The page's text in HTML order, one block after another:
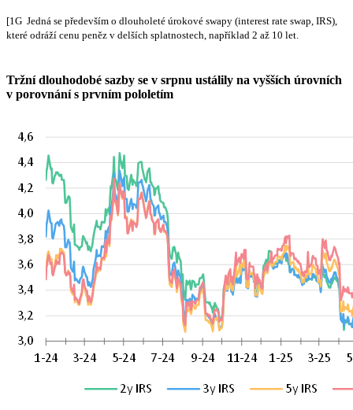
[1G Jedná se především o dlouholeté úrokové swapy (interest rate swap, IRS),
které odráží cenu peněz v delších splatnostech, například 2 až 10 let.
Tržní dlouhodobé sazby se v srpnu ustálily na vyšších úrovních
v porovnání s prvním pololetím